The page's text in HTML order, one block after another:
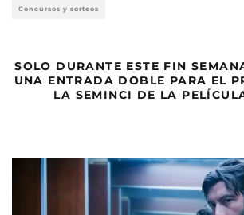
Concursos y sorteos
SOLO DURANTE ESTE FIN
UNA ENTRADA DOBLE PARA EL
LA SEMINCI DE LA